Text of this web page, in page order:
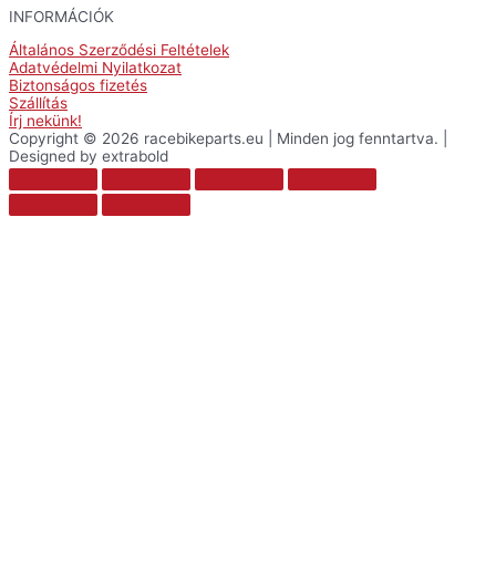
INFORMÁCIÓK
Általános Szerződési Feltételek
Adatvédelmi Nyilatkozat
Biztonságos fizetés
Szállítás
Írj nekünk!
Copyright © 2026 racebikeparts.eu | Minden jog fenntartva. |
Designed by extrabold